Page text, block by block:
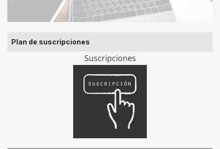
Plan de suscripciones
Suscripciones